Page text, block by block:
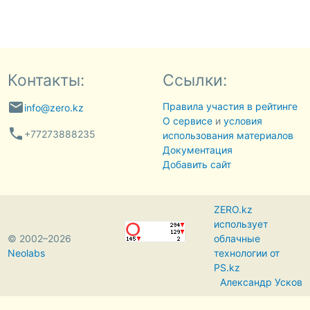
Контакты:
emailinfo@zero.kz
phone +77273888235
Ссылки:
Правила участия в рейтинге
О сервисеи условия
использования материалов
Документация
Добавить сайт
© 2002–2026
Neolabs
ZERO.kz
использует
облачные
технологии от
PS.kz
Александр Усков